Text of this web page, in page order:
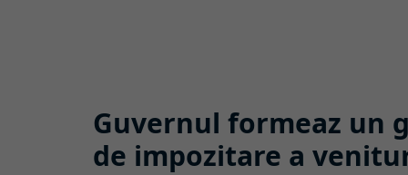
Guvernul formeaz un
de impozitare a